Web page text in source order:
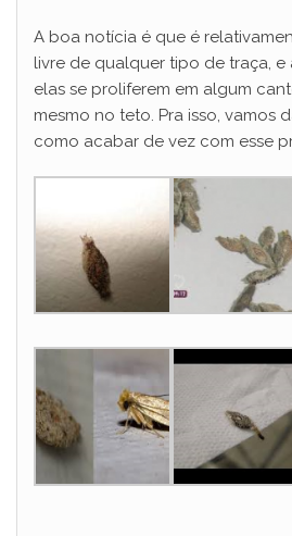
A boa notícia é que é
livre de qualquer tipo de traça, e
elas se proliferem em algum
mesmo no teto. Pra isso, vamos
como acabar de vez com esse